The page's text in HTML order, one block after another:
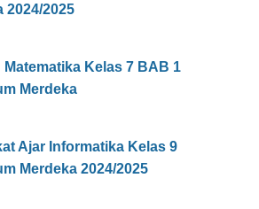
2024/2025
Matematika Kelas 7 BAB 1
Merdeka
Ajar Informatika Kelas 9
Merdeka 2024/2025